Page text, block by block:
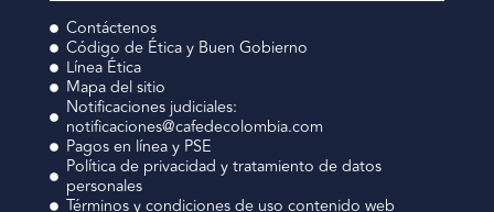
Contáctenos
Código de Ética y Buen Gobierno
Línea Ética
Mapa del sitio
Notificaciones judiciales:
notificaciones@cafedecolombia.com
Pagos en línea y PSE
Política de privacidad y tratamiento de datos
personales
Términos y condiciones de uso contenido web